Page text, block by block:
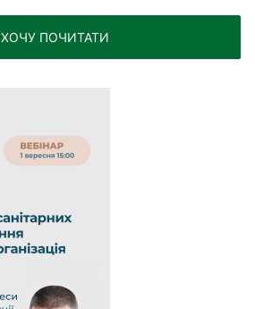
ХОЧУ ПОЧИТАТИ